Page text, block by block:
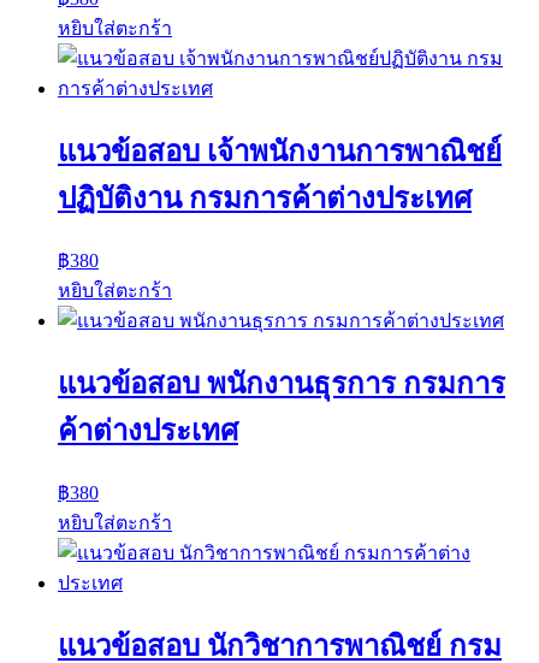
หยิบใส่ตะกร้า
แนวข้อสอบ เจ้าพนักงานการพาณิชย์
ปฏิบัติงาน กรมการค้าต่างประเทศ
฿380
หยิบใส่ตะกร้า
แนวข้อสอบ พนักงานธุรการ กรมการ
ค้าต่างประเทศ
฿380
หยิบใส่ตะกร้า
แนวข้อสอบ นักวิชาการพาณิชย์ กรม